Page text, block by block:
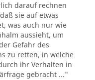
darauf rechnen
sie auf etwas
was auch nur wie
aussieht, um
Gefahr des
zu retten, in welche
ihr Verhalten in
gebracht ..."